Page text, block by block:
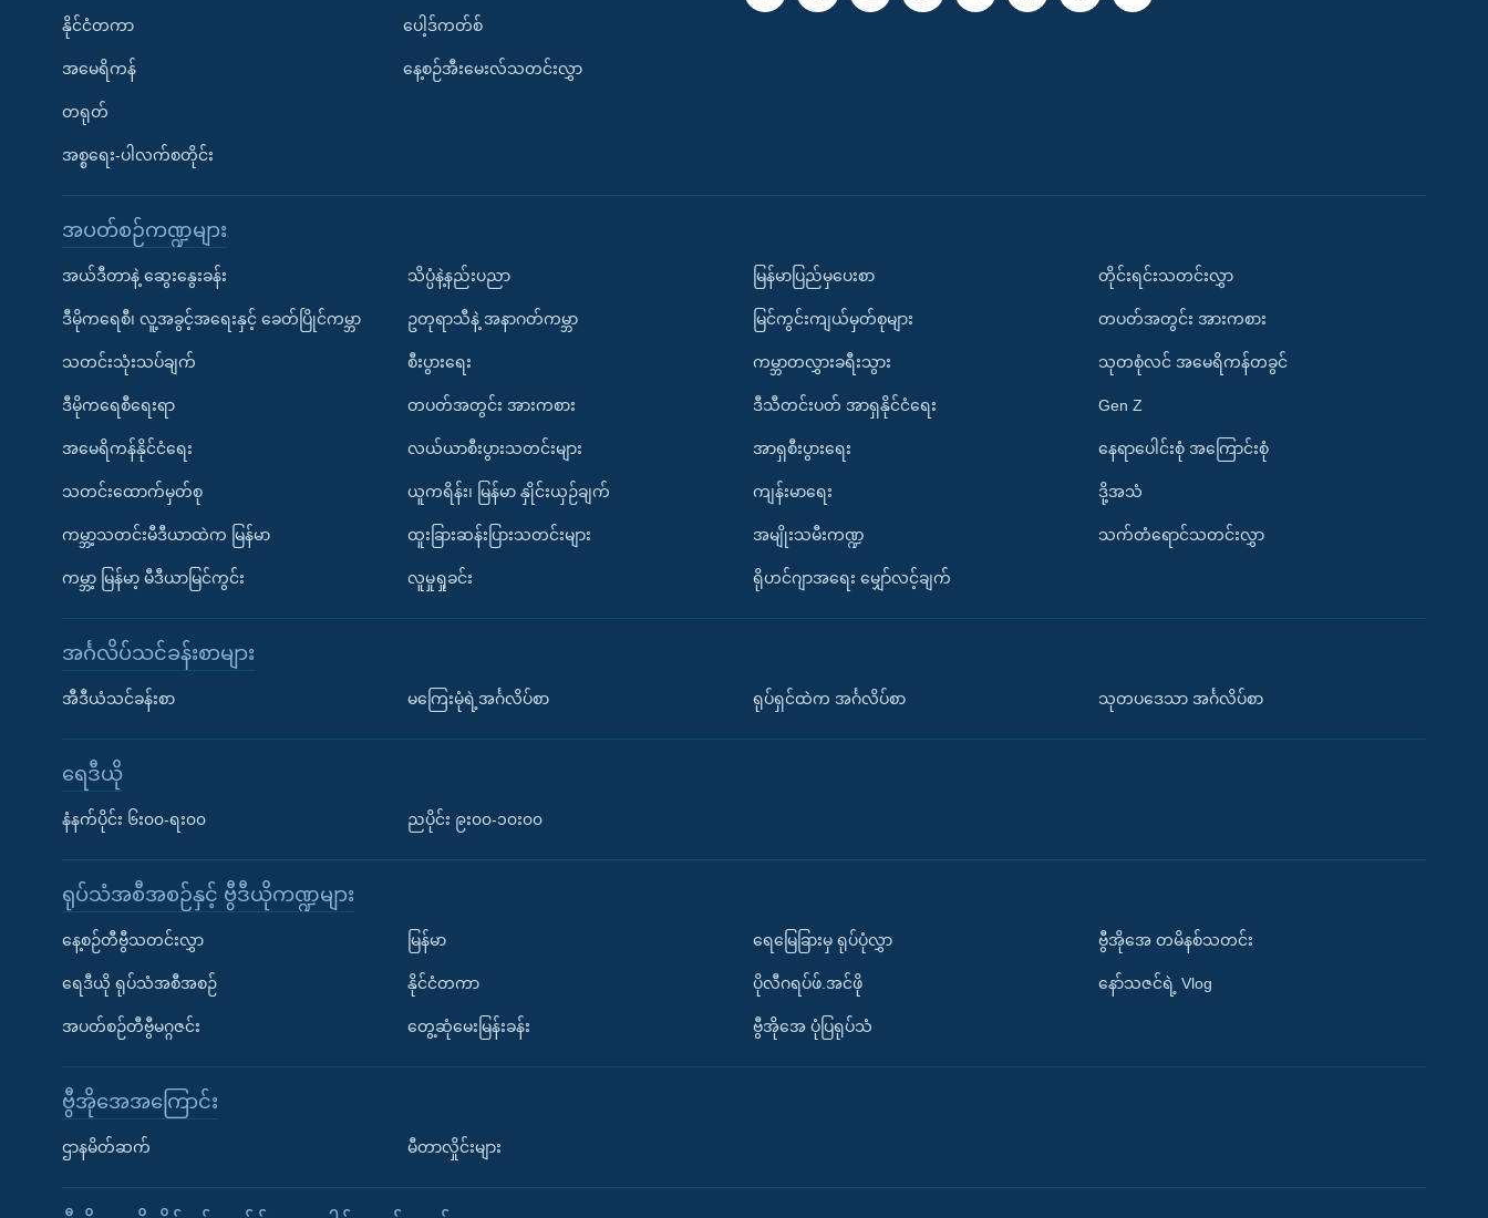
နိုင်ငံတကာ
အမေရိကန်
တရုတ်
အစ္စရေး-ပါလက်စတိုင်း
ပေါ့ဒ်ကတ်စ်
နေ့စဉ်အီးမေးလ်သတင်းလွှာ
အပတ်စဉ်ကဏ္ဍများ
အယ်ဒီတာနဲ့ ဆွေးနွေးခန်း
ဒီမိုကရေစီ၊ လူ့အခွင့်အရေးနှင့် ခေတ်ပြိုင်ကမ္ဘာ
သတင်းသုံးသပ်ချက်
ဒီမိုကရေစီရေးရာ
အမေရိကန်နိုင်ငံရေး
သတင်းထောက်မှတ်စု
ကမ္ဘာ့သတင်းမီဒီယာထဲက မြန်မာ
ကမ္ဘာ့ မြန်မာ့ မီဒီယာမြင်ကွင်း
သိပ္ပံနဲ့နည်းပညာ
ဥတုရာသီနဲ့ အနာဂတ်ကမ္ဘာ
စီးပွားရေး
တပတ်အတွင်း အားကစား
လယ်ယာစီးပွားသတင်းများ
ယူကရိန်း၊ မြန်မာ နှိုင်းယှဉ်ချက်
ထူးခြားဆန်းပြားသတင်းများ
လူမှုရှုခင်း
မြန်မာပြည်မှပေးစာ
မြင်ကွင်းကျယ်မှတ်စုများ
ကမ္ဘာတလွှားခရီးသွား
ဒီသီတင်းပတ် အာရှနိုင်ငံရေး
အာရှစီးပွားရေး
ကျန်းမာရေး
အမျိုးသမီးကဏ္ဍ
ရိုဟင်ဂျာအရေး မျှော်လင့်ချက်
တိုင်းရင်းသတင်းလွှာ
တပတ်အတွင်း အားကစား
သုတစုံလင် အမေရိကန်တခွင်
Gen Z
နေရာပေါင်းစုံ အကြောင်းစုံ
ဒို့အသံ
သက်တံရောင်သတင်းလွှာ
အင်္ဂလိပ်သင်ခန်းစာများ
အီဒီယံသင်ခန်းစာ မကြေးမုံရဲ့အင်္ဂလိပ်စာ ရုပ်ရှင်ထဲက အင်္ဂလိပ်စာ သုတပဒေသာ အင်္ဂလိပ်စာ
ရေဒီယို
နံနက်ပိုင်း ၆း၀၀-ရး၀၀ ညပိုင်း ၉း၀၀-၁၀း၀၀
ရုပ်သံအစီအစဉ်နှင့် ဗွီဒီယိုကဏ္ဍများ
နေ့စဉ်တီဗွီသတင်းလွှာ
ရေဒီယို ရုပ်သံအစီအစဉ်
အပတ်စဉ်တီဗွီမဂ္ဂဇင်း
မြန်မာ
နိုင်ငံတကာ
တွေ့ဆုံမေးမြန်းခန်း
ရေမြေခြားမှ ရုပ်ပုံလွှာ
ပိုလီဂရပ်ဖ်.အင်ဖို
ဗွီအိုအေ ပုံပြရုပ်သံ
ဗွီအိုအေ တမိနစ်သတင်း
နော်သဇင်ရဲ့ Vlog
ဗွီအိုအေအကြောင်း
ဌာနမိတ်ဆက် မီတာလှိုင်းများ